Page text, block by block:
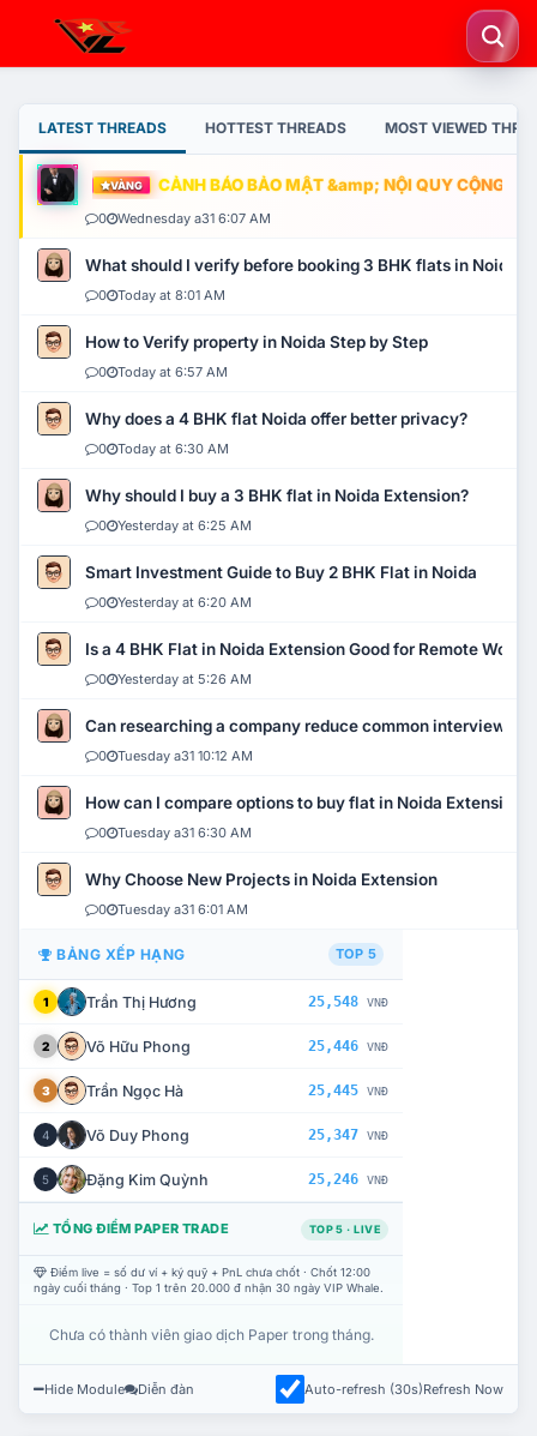
LATEST THREADS HOTTEST THREADS MOST VIEWED
VÀNG CẢNH BÁO BẢO MẬT &amp; NỘI QUY CỘNG
0 Wednesday a31 6:07 AM
What should I verify before booking 3 BHK flats in Noida?
0 Today at 8:01 AM
How to Verify property in Noida Step by Step
0 Today at 6:57 AM
Why does a 4 BHK flat Noida offer better privacy?
0 Today at 6:30 AM
Why should I buy a 3 BHK flat in Noida Extension?
0 Yesterday at 6:25 AM
Smart Investment Guide to Buy 2 BHK Flat in Noida
0 Yesterday at 6:20 AM
Is a 4 BHK Flat in Noida Extension Good for Remote Work?
0 Yesterday at 5:26 AM
Can researching a company reduce common interview
0 Tuesday a31 10:12 AM
How can I compare options to buy flat in Noida Extension?
0 Tuesday a31 6:30 AM
Why Choose New Projects in Noida Extension
0 Tuesday a31 6:01 AM
BẢNG XẾP HẠNG TOP 5
1 Trần Thị Hương 25,548 VNĐ
2 Võ Hữu Phong 25,446 VNĐ
3 Trần Ngọc Hà 25,445 VNĐ
4 Võ Duy Phong 25,347 VNĐ
5 Đặng Kim Quỳnh 25,246 VNĐ
TỔNG ĐIỂM PAPER TRADE TOP 5 · LIVE
Điểm live = số dư ví + ký quỹ + PnL chưa chốt · Chốt 12:00
ngày cuối tháng · Top 1 trên 20.000 đ nhận 30 ngày VIP Whale.
Chưa có thành viên giao dịch Paper trong tháng.
Hide Module Diễn đàn Auto-refresh (30s)Refresh Now